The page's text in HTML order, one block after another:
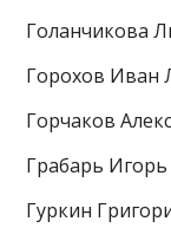
Голанчикова
Горохов Иван
Горчаков
Грабарь
Гуркин